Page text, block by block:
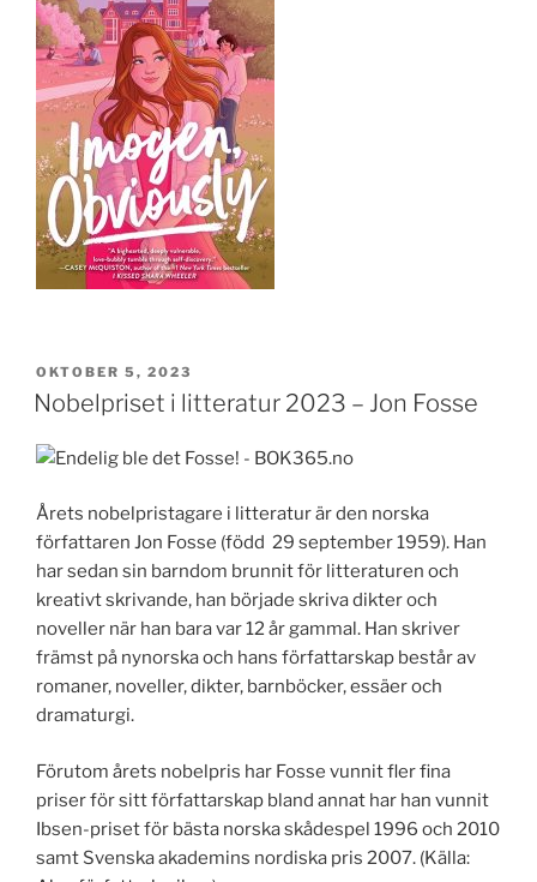
PUBLICERAT
OKTOBER 5, 2023
Nobelpriset i litteratur 2023 – Jon Fosse
Årets nobelpristagare i litteratur är den norska
författaren Jon Fosse (född 29 september 1959). Han
har sedan sin barndom brunnit för litteraturen och
kreativt skrivande, han började skriva dikter och
noveller när han bara var 12 år gammal. Han skriver
främst på nynorska och hans författarskap består av
romaner, noveller, dikter, barnböcker, essäer och
dramaturgi.
Förutom årets nobelpris har Fosse vunnit fler fina
priser för sitt författarskap bland annat har han vunnit
Ibsen-priset för bästa norska skådespel 1996 och 2010
samt Svenska akademins nordiska pris 2007. (Källa: